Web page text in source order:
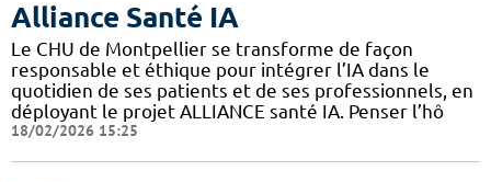
Alliance Santé IA
Le CHU de Montpellier se transforme de façon
responsable et éthique pour intégrer l’IA dans le
quotidien de ses patients et de ses professionnels, en
déployant le projet ALLIANCE santé IA. Penser l’hô
18/02/2026 15:25